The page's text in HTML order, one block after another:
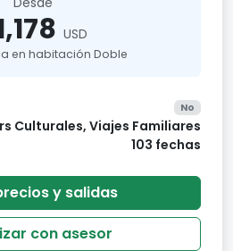
USD
en habitación Doble
No
Culturales, Viajes Familiares
103 fechas
y salidas
con asesor